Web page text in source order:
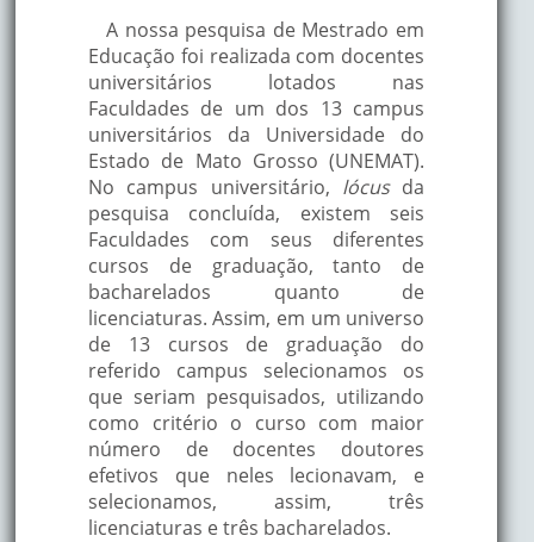
A nossa pesquisa de Mestrado em
Educação foi realizada com docentes
universitários lotados nas
Faculdades de um dos 13 campus
universitários da Universidade do
Estado de Mato Grosso (UNEMAT).
No campus universitário, lócusda
pesquisa concluída, existem seis
Faculdades com seus diferentes
cursos de graduação, tanto de
bacharelados quanto de
licenciaturas. Assim, em um universo
de 13 cursos de graduação do
referido campus selecionamos os
que seriam pesquisados, utilizando
como critério o curso com maior
número de docentes doutores
efetivos que neles lecionavam, e
selecionamos, assim, três
licenciaturas e três bacharelados.